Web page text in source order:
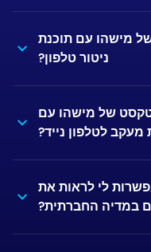
מישהו עם תוכנת
ניטור טלפון?
של מישהו עם
מעקב לטלפון נייד?
לי לראות את
במדיה החברתית?